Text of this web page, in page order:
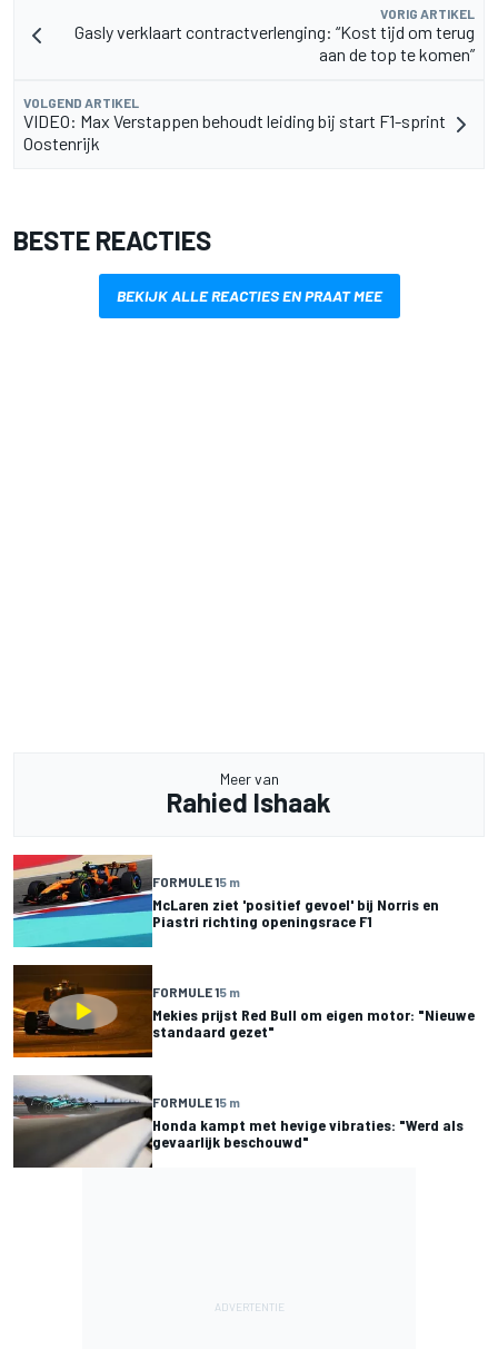
VORIG ARTIKEL
Gasly verklaart contractverlenging: “Kost tijd om terug
aan de top te komen”
VOLGEND ARTIKEL
VIDEO: Max Verstappen behoudt leiding bij start F1-sprint
Oostenrijk
BESTE REACTIES
BEKIJK ALLE REACTIES EN PRAAT MEE
Meer van
Rahied Ishaak
FORMULE 15 m
McLaren ziet 'positief gevoel' bij Norris en
Piastri richting openingsrace F1
FORMULE 15 m
Mekies prijst Red Bull om eigen motor: "Nieuwe
standaard gezet"
FORMULE 15 m
Honda kampt met hevige vibraties: "Werd als
gevaarlijk beschouwd"